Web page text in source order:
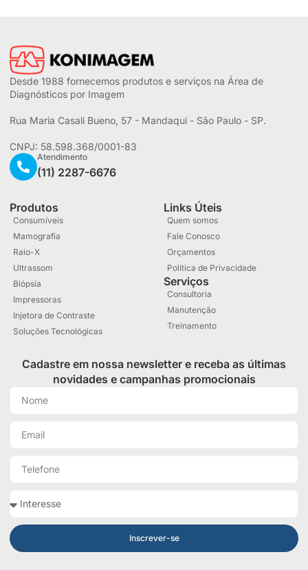
Desde 1988 fornecemos produtos e serviços na Área de
Diagnósticos por Imagem
Rua Maria Casali Bueno, 57 - Mandaqui - São Paulo - SP.
CNPJ: 58.598.368/0001-83
Atendimento
(11) 2287-6676
Produtos
Consumíveis
Mamografia
Raio-X
Ultrassom
Biópsia
Impressoras
Injetora de Contraste
Soluções Tecnológicas
Links Úteis
Quem somos
Fale Conosco
Orçamentos
Política de Privacidade
Serviços
Consultoria
Manutenção
Treinamento
Cadastre em nossa newsletter e receba as últimas
novidades e campanhas promocionais
Inscrever-se